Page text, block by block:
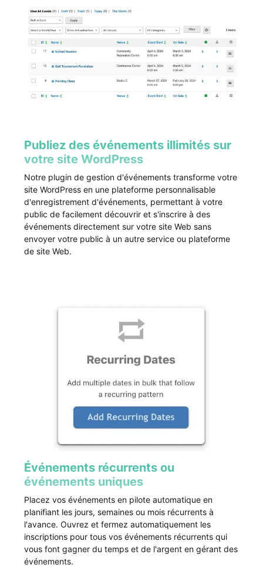
Publiez des événements illimités sur
votre site WordPress
Notre plugin de gestion d'événements transforme votre
site WordPress en une plateforme personnalisable
d'enregistrement d'événements, permettant à votre
public de facilement découvrir et s'inscrire à des
événements directement sur votre site Web sans
envoyer votre public à un autre service ou plateforme
de site Web.
Événements récurrents ou
événements uniques
Placez vos événements en pilote automatique en
planifiant les jours, semaines ou mois récurrents à
l'avance. Ouvrez et fermez automatiquement les
inscriptions pour tous vos événements récurrents qui
vous font gagner du temps et de l'argent en gérant des
événements.